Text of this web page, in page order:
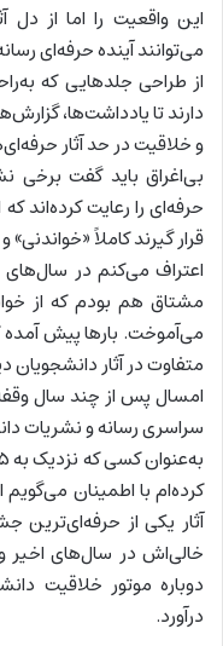
این واقعیت را اما از دل
می‌توانند آینده حرفه‌ای
از طراحی جلدهایی که
دارند تا یادداشت‌ها،
و خلاقیت در حد آثار
بی‌اغراق باید گفت برخی
حرفه‌ای را رعایت کرده‌اند
قرار گیرند کاملاً
اعتراف می‌کنم در
مشتاق هم بودم که از
می‌آموخت. بارها پیش آمده
متفاوت در آثار دانشجویان
سراسری رسانه و نشریات
کرده‌ام با اطمینان
آثار یکی از حرفه‌ای‌ترین
خالی‌اش در سال‌های
دوباره موتور خلاقیت
درآورد.